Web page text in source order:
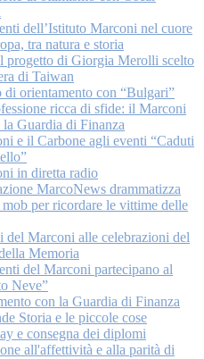
dell’Istituto Marconi nel cuore
tra natura e storia
progetto di Giorgia Merolli scelto
di Taiwan
di orientamento con “Bulgari”
ricca di sfide: il Marconi
la Guardia di Finanza
e il Carbone agli eventi “Caduti
in diretta radio
MarcoNews drammatizza
per ricordare le vittime delle
del Marconi alle celebrazioni del
Memoria
del Marconi partecipano al
Neve”
con la Guardia di Finanza
Storia e le piccole cose
e consegna dei diplomi
all'affettività e alla parità di